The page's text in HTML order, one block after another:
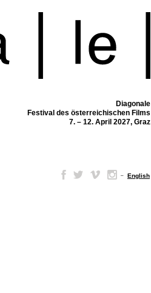
Diagonale
Festival des österreichischen Films
7. – 12. April 2027, Graz
– English